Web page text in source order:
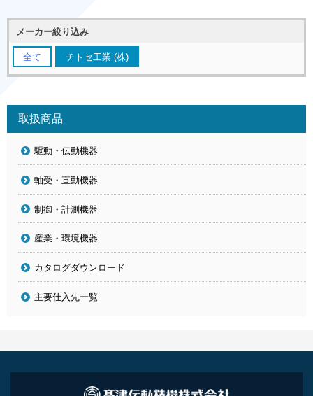
メーカー絞り込み
全て チトセ工業 (株)
取扱商品
駆動・伝動機器
軸受・直動機器
制御・計測機器
産業・環境機器
カタログダウンロード
主要仕入先一覧